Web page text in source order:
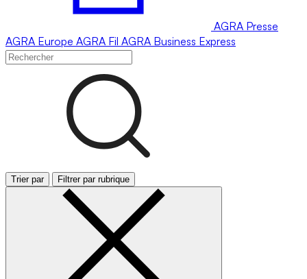
AGRA Presse
AGRA Europe AGRA Fil AGRA Business Express
Trier par Filtrer par rubrique